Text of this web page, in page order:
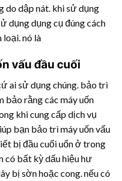
do dập nát. khi sử dụng
dụng dụng cụ đúng cách
loại. nó là
vấu đầu cuối
ai sử dụng chúng. bảo trì
bảo rằng các máy uốn
khi cung cấp dịch vụ
bạn bảo trì máy uốn vấu
bị đầu cuối uốn ở trong
có bất kỳ dấu hiệu hư
bị sờn hoặc cong. nếu có